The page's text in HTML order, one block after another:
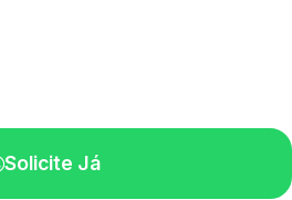
Solicite Já